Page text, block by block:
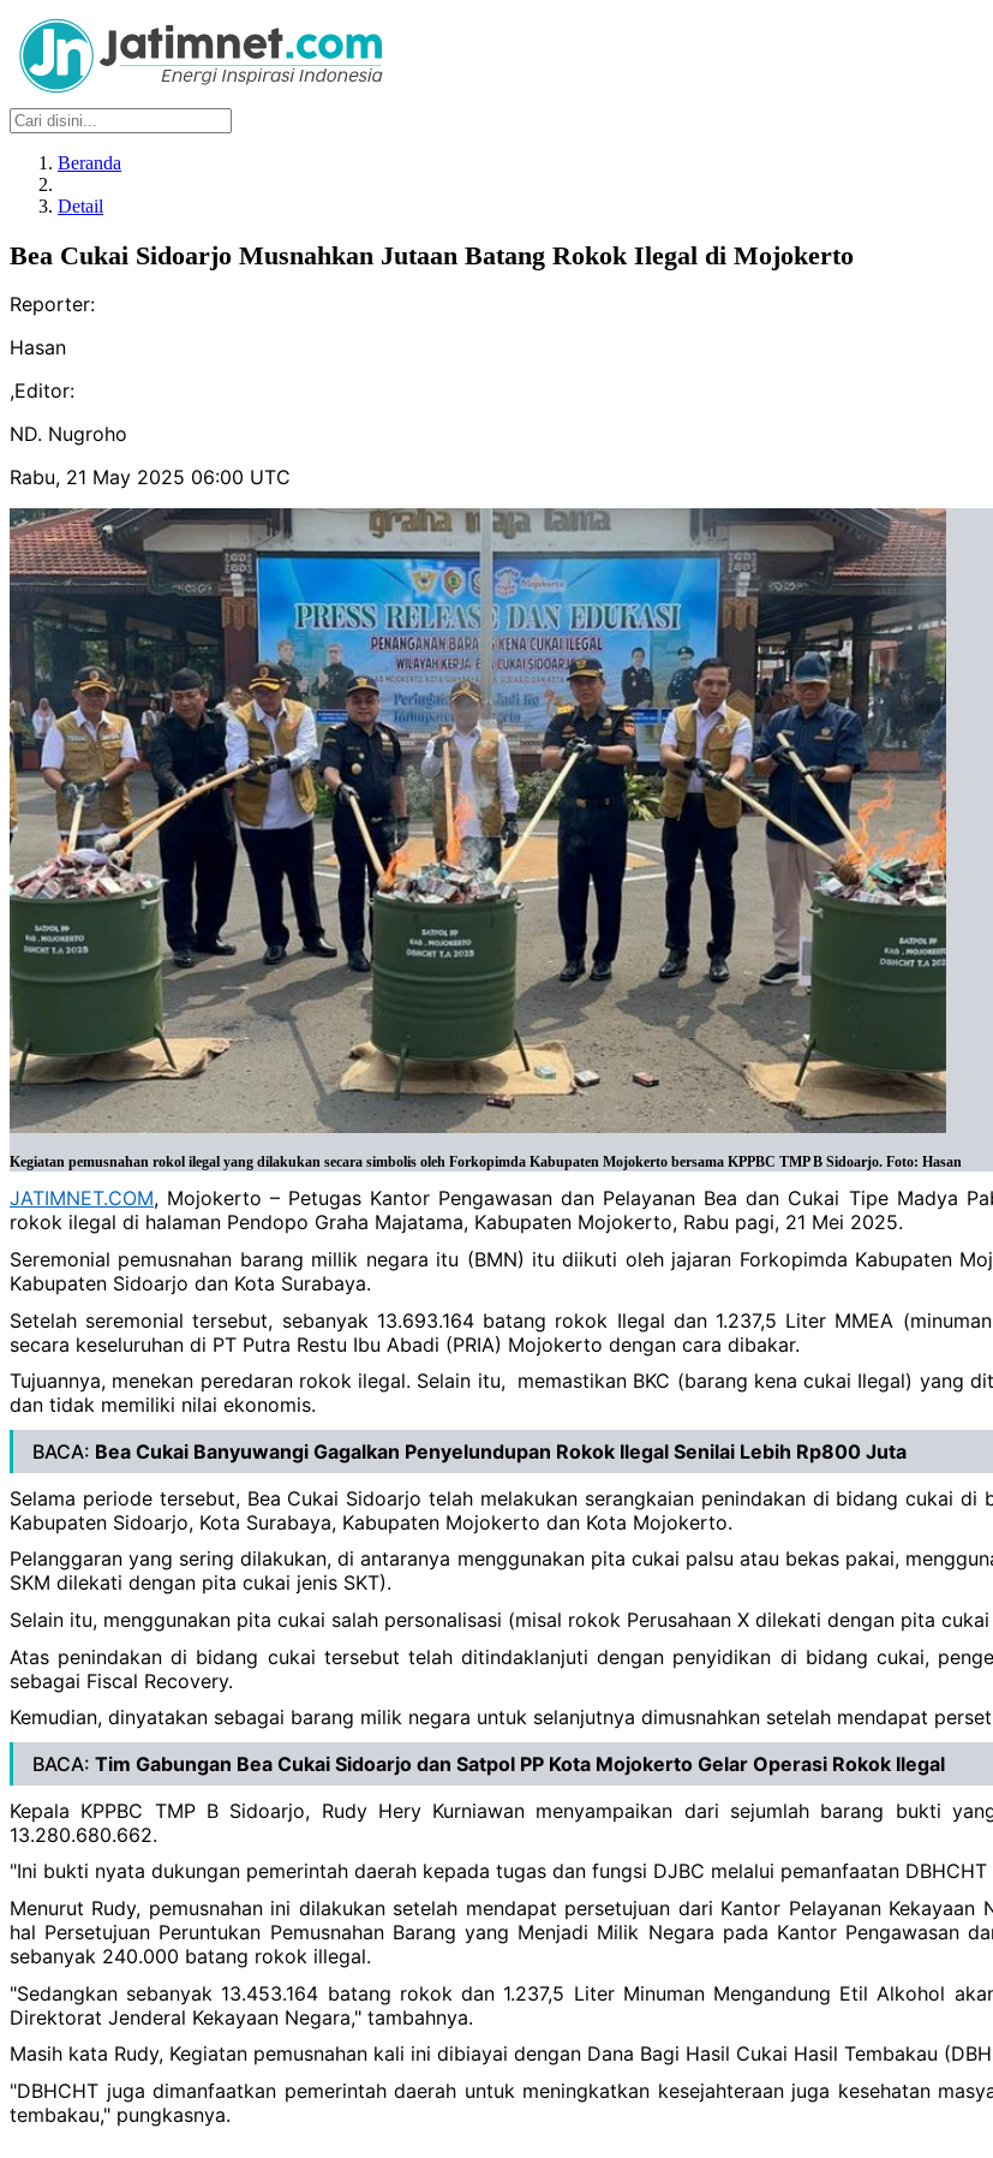
Beranda
Detail
Bea Cukai Sidoarjo Musnahkan Jutaan Batang Rokok Ilegal di Mojokerto
Reporter:
Hasan
,Editor:
ND. Nugroho
Rabu, 21 May 2025 06:00 UTC
Kegiatan pemusnahan rokol ilegal yang dilakukan secara simbolis oleh Forkopimda Kabupaten Mojokerto bersama KPPBC TMP B Sidoarjo. Foto: Hasan
JATIMNET.COM, Mojokerto – Petugas Kantor Pengawasan dan Pelayanan Bea dan Cukai Tipe Madya
rokok ilegal di halaman Pendopo Graha Majatama, Kabupaten Mojokerto, Rabu pagi, 21 Mei 2025.
Seremonial pemusnahan barang millik negara itu (BMN) itu diikuti oleh jajaran Forkopimda Kabupaten
Kabupaten Sidoarjo dan Kota Surabaya.
Setelah seremonial tersebut, sebanyak 13.693.164 batang rokok Ilegal dan 1.237,5 Liter MMEA
secara keseluruhan di PT Putra Restu Ibu Abadi (PRIA) Mojokerto dengan cara dibakar.
Tujuannya, menekan peredaran rokok ilegal. Selain itu, memastikan BKC (barang kena cukai Ilegal) yang
dan tidak memiliki nilai ekonomis.
BACA: Bea Cukai Banyuwangi Gagalkan Penyelundupan Rokok Ilegal Senilai Lebih Rp800 Juta
Selama periode tersebut, Bea Cukai Sidoarjo telah melakukan serangkaian penindakan di bidang cukai di
Kabupaten Sidoarjo, Kota Surabaya, Kabupaten Mojokerto dan Kota Mojokerto.
Pelanggaran yang sering dilakukan, di antaranya menggunakan pita cukai palsu atau bekas pakai,
SKM dilekati dengan pita cukai jenis SKT).
Selain itu, menggunakan pita cukai salah personalisasi (misal rokok Perusahaan X dilekati dengan pita
Atas penindakan di bidang cukai tersebut telah ditindaklanjuti dengan penyidikan di bidang cukai,
sebagai Fiscal Recovery.
Kemudian, dinyatakan sebagai barang milik negara untuk selanjutnya dimusnahkan setelah mendapat
BACA: Tim Gabungan Bea Cukai Sidoarjo dan Satpol PP Kota Mojokerto Gelar Operasi Rokok Ilegal
Kepala KPPBC TMP B Sidoarjo, Rudy Hery Kurniawan menyampaikan dari sejumlah barang bukti
13.280.680.662.
"Ini bukti nyata dukungan pemerintah daerah kepada tugas dan fungsi DJBC melalui pemanfaatan
Menurut Rudy, pemusnahan ini dilakukan setelah mendapat persetujuan dari Kantor Pelayanan
hal Persetujuan Peruntukan Pemusnahan Barang yang Menjadi Milik Negara pada Kantor Pengawasan
sebanyak 240.000 batang rokok illegal.
"Sedangkan sebanyak 13.453.164 batang rokok dan 1.237,5 Liter Minuman Mengandung Etil Alkohol
Direktorat Jenderal Kekayaan Negara," tambahnya.
Masih kata Rudy, Kegiatan pemusnahan kali ini dibiayai dengan Dana Bagi Hasil Cukai Hasil Tembakau
"DBHCHT juga dimanfaatkan pemerintah daerah untuk meningkatkan kesejahteraan juga kesehatan
tembakau," pungkasnya.